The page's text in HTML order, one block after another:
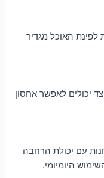
האוכל מגדיר
צד יכולים לאפשר אחסון
עם יכולת הרחבה
היומיומי.